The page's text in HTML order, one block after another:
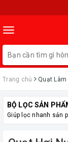
Toggle
navigation
Trang chủ Quạt Làm
BỘ LỌC SẢN
Giúp lọc nhanh sản